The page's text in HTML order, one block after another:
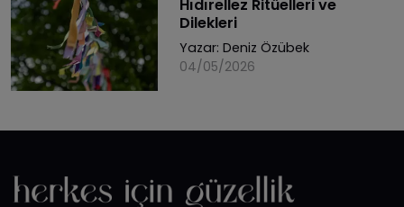
Hıdırellez Ritüelleri ve
Dilekleri
Yazar: Deniz Özübek
04/05/2026